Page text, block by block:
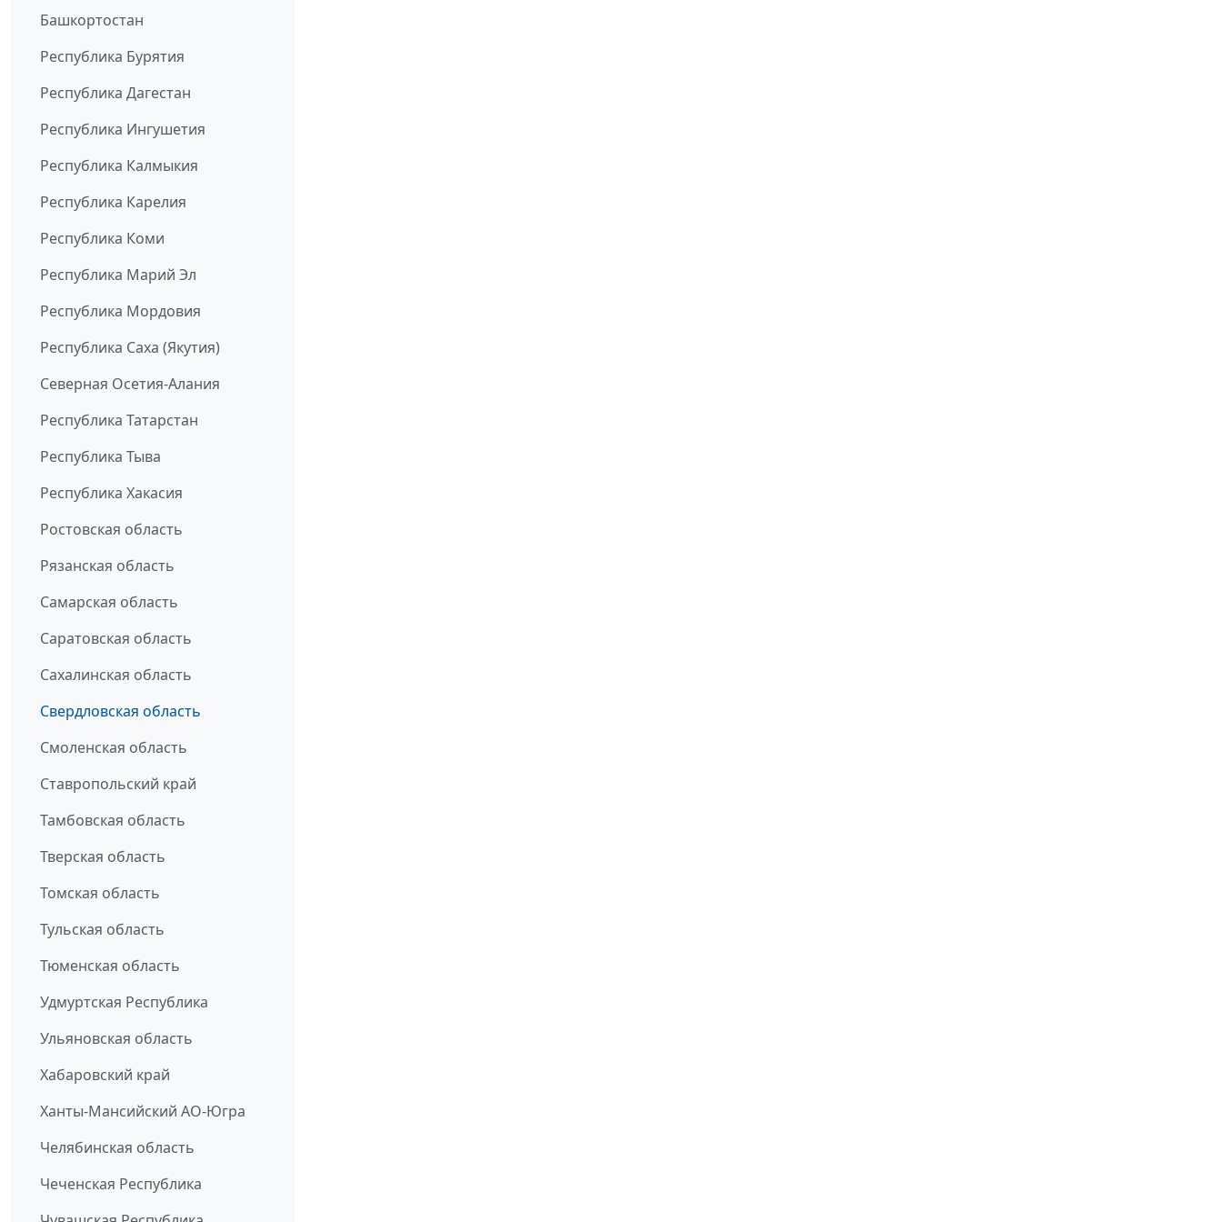
Башкортостан
Республика Бурятия
Республика Дагестан
Республика Ингушетия
Республика Калмыкия
Республика Карелия
Республика Коми
Республика Марий Эл
Республика Мордовия
Республика Саха (Якутия)
Северная Осетия-Алания
Республика Татарстан
Республика Тыва
Республика Хакасия
Ростовская область
Рязанская область
Самарская область
Саратовская область
Сахалинская область
Свердловская область
Смоленская область
Ставропольский край
Тамбовская область
Тверская область
Томская область
Тульская область
Тюменская область
Удмуртская Республика
Ульяновская область
Хабаровский край
Ханты-Мансийский АО-Югра
Челябинская область
Чеченская Республика